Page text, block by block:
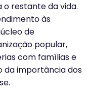
o restante da vida.
às
de
popular,
com famílias e
da importância dos